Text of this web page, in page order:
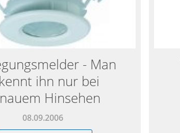
- Man
ihn nur bei
Hinsehen
08.09.2006